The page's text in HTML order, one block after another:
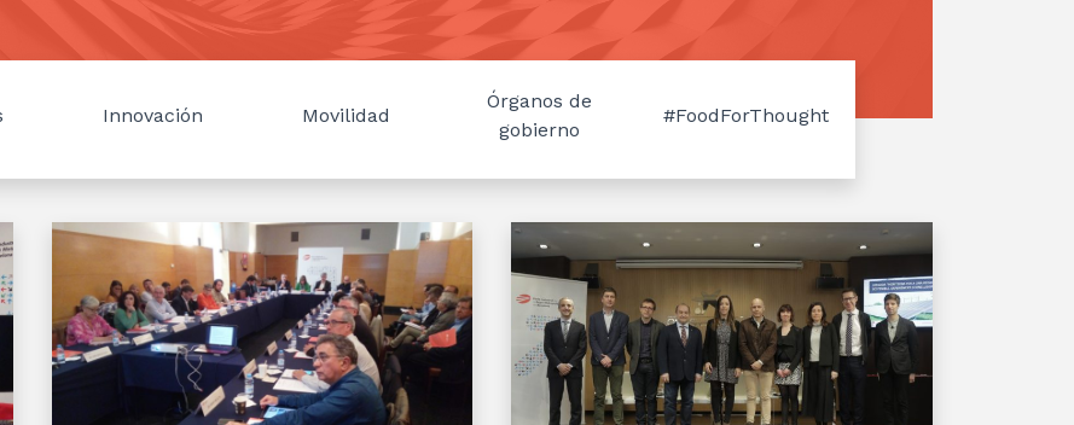
Innovación Movilidad
Órganos de
gobierno
#FoodForThought